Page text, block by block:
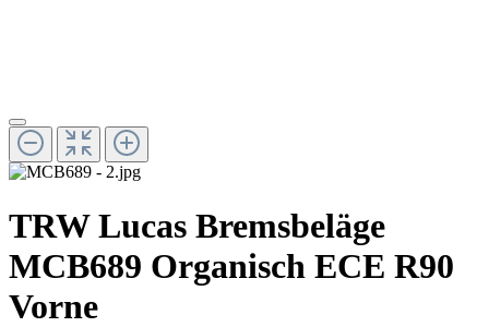
TRW Lucas Bremsbeläge
MCB689 Organisch ECE R90
Vorne